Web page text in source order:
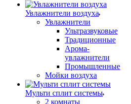
Увлажнители воздуха
Увлажнители
Ультразвуковые
Традиционные
Арома-
увлажнители
Промышленные
Мойки воздуха
Мульти сплит системы
2 комнаты